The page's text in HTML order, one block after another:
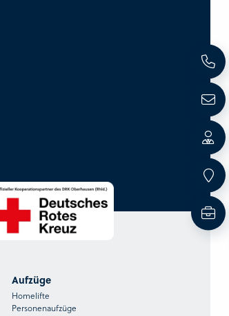
Aufzüge
Homelifte
Personenaufzüge